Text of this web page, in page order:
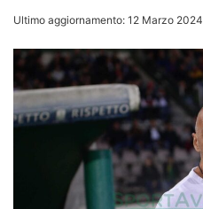
Ultimo aggiornamento: 12 Marzo 2024